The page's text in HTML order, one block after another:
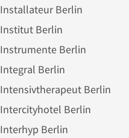
Installateur Berlin
Institut Berlin
Instrumente Berlin
Integral Berlin
Intensivtherapeut Berlin
Intercityhotel Berlin
Interhyp Berlin